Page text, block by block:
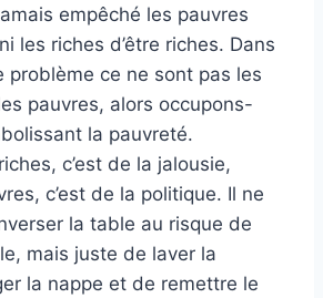
empêché les pauvres
les riches d’être riches. Dans
problème ce ne sont pas les
pauvres, alors occupons-
la pauvreté.
c’est de la jalousie,
c’est de la politique. Il ne
la table au risque de
mais juste de laver la
la nappe et de remettre le